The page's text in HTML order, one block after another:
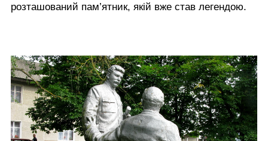
розташований пам’ятник, якій вже став легендою.